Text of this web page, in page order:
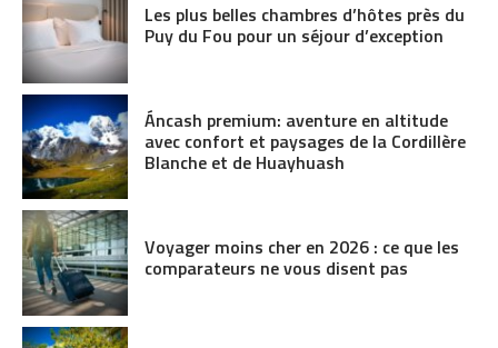
Les plus belles chambres d’hôtes près du
Puy du Fou pour un séjour d’exception
Áncash premium: aventure en altitude
avec confort et paysages de la Cordillère
Blanche et de Huayhuash
Voyager moins cher en 2026 : ce que les
comparateurs ne vous disent pas